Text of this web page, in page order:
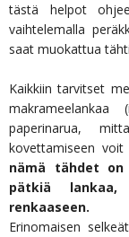
tästä helpot
vaihtelemalla
saat muokattua
Kaikkiin tarvitset
paperinarua,
kovettamiseen
nämä tähdet
pätkiä lankaa,
renkaaseen.
Erinomaisen